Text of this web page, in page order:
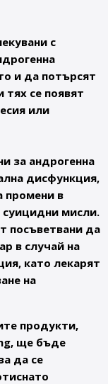
с
и да потърсят
тях се появят
или
за андрогенна
дисфункция,
промени в
суицидни мисли.
посъветвани да
в случай на
като лекарят
на
продукти,
ще бъде
да се